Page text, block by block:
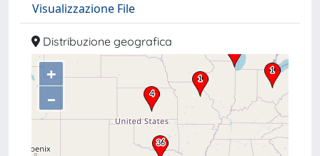
Visualizzazione File
Distribuzione geografica
+
–